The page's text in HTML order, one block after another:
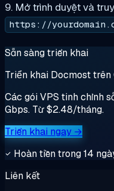
9. Mở trình duyệt và
https://
Sẵn sàng triển khai
Triển khai Docmost trên
Các gói VPS tinh chỉnh
Gbps. Từ $2.48/tháng.
Triển khai ngay →
Hoàn tiền trong 14
Liên kết